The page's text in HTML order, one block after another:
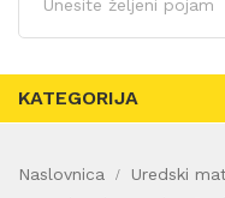
KATEGORIJA
Naslovnica Uredski